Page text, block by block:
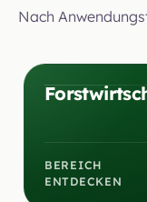
Nach
BEREICH
ENTDECKEN